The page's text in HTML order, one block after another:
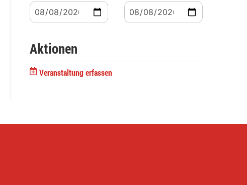
Aktionen
Veranstaltung erfassen